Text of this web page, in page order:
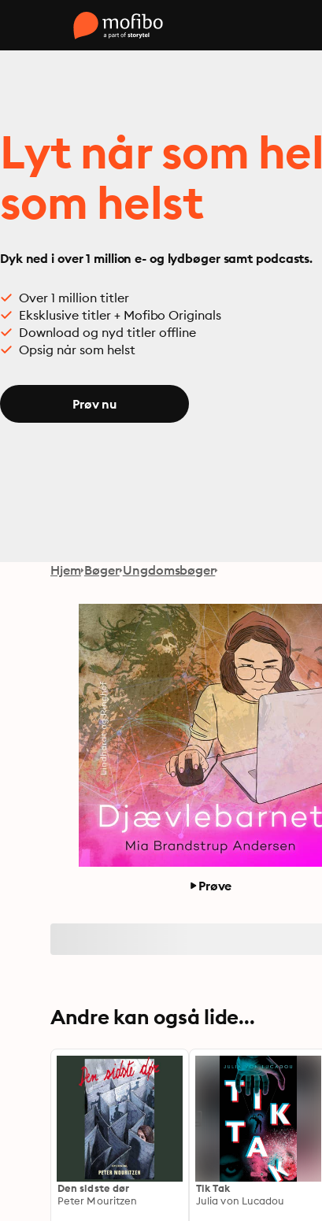
Lyt når som
som helst
Dyk ned i over 1 million e- og lydbøger samt podcasts.
Over 1 million titler
Eksklusive titler + Mofibo Originals
Download og nyd titler offline
Opsig når som helst
Prøv nu
Hjem Bøger Ungdomsbøger
Prøve
Andre kan også lide...
Den sidste dør
Peter Mouritzen
Tik Tak
Julia von Lucadou